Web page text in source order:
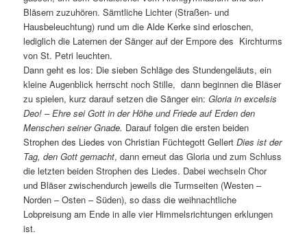
Bläsern zuzuhören. Sämtliche Lichter (Straßen- und
Hausbeleuchtung) rund um die Alde Kerke sind erloschen,
lediglich die Laternen der Sänger auf der Empore des Kirchturms
von St. Petri leuchten.
Dann geht es los: Die sieben Schläge des Stundengeläuts, ein
kleine Augenblick herrscht noch Stille, dann beginnen die Bläser
zu spielen, kurz darauf setzen die Sänger ein:Gloria in excelsis
Deo! – Ehre sei Gott in der Höhe und Friede auf Erden den
Menschen seiner Gnade. Darauf folgen die ersten beiden
Strophen des Liedes von Christian Füchtegott GellertDies ist der
Tag, den Gott gemacht, dann erneut das Gloria und zum Schluss
die letzten beiden Strophen des Liedes. Dabei wechseln Chor
und Bläser zwischendurch jeweils die Turmseiten (Westen –
Norden – Osten – Süden), so dass die weihnachtliche
Lobpreisung am Ende in alle vier Himmelsrichtungen erklungen
ist.